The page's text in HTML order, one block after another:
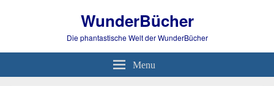
WunderBücher
Die phantastische Welt der WunderBücher
Menu